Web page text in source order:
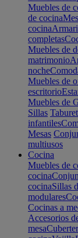
Muebles de
de cocina
cocina
completas
Muebles de
matrimonio
noche
Muebles de
escritorio
Muebles de
Sillas
infantiles
Mesas
multiusos
Cocina
Muebles de
cocina
cocinaSillas
modulares
Cocinas a
Accesorios
mesa